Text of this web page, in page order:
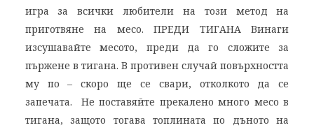
игра за всички любители на този метод на
приготвяне на месо. ПРЕДИ ТИГАНА Винаги
изсушавайте месото, преди да го сложите за
пържене в тигана. В противен случай повърхността
му по – скоро ще се свари, отколкото да се
запечата. Не поставяйте прекалено много месо в
тигана, защото тогава топлината по дъното на